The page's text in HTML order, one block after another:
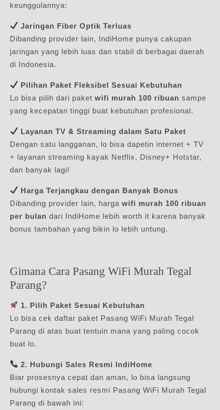
keunggulannya:
Jaringan Fiber Optik Terluas
Dibanding provider lain, IndiHome punya cakupan
jaringan yang lebih luas dan stabil di berbagai daerah
di Indonesia.
Pilihan Paket Fleksibel Sesuai Kebutuhan
Lo bisa pilih dari paket wifi murah 100 ribuan sampe
yang kecepatan tinggi buat kebutuhan profesional.
Layanan TV & Streaming dalam Satu Paket
Dengan satu langganan, lo bisa dapetin internet + TV
+ layanan streaming kayak Netflix, Disney+ Hotstar,
dan banyak lagi!
Harga Terjangkau dengan Banyak Bonus
Dibanding provider lain, harga wifi murah 100 ribuan
per bulan dari IndiHome lebih worth it karena banyak
bonus tambahan yang bikin lo lebih untung.
Gimana Cara Pasang WiFi Murah Tegal
Parang?
1. Pilih Paket Sesuai Kebutuhan
Lo bisa cek daftar paket Pasang WiFi Murah Tegal
Parang di atas buat tentuin mana yang paling cocok
buat lo.
2. Hubungi Sales Resmi IndiHome
Biar prosesnya cepat dan aman, lo bisa langsung
hubungi kontak sales resmi Pasang WiFi Murah Tegal
Parang di bawah ini: